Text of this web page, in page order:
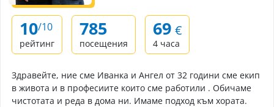
10/10
рейтинг
785
посещения
69 €
4 часа
Здравейте, ние сме Иванка и Ангел от 32 години сме екип
в живота и в професиите които сме работили . Обичаме
чистотата и реда в дома ни. Имаме подход към хората.